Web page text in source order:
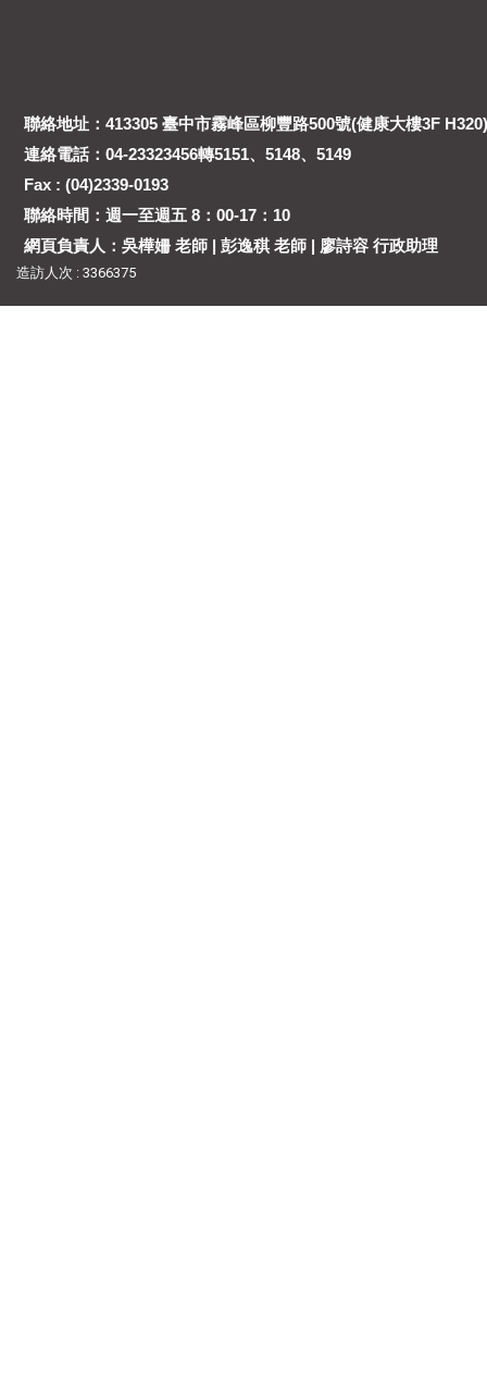
聯絡地址：413305 臺中市霧峰區柳豐路500號(健康大樓3F H320)
連絡電話：04-23323456轉5151、5148、5149
Fax : (04)2339-0193
聯絡時間：週一至週五 8：00-17：10
網頁負責人：吳樺姍 老師 | 彭逸稘 老師 | 廖詩容 行政助理
造訪人次 : 3366375